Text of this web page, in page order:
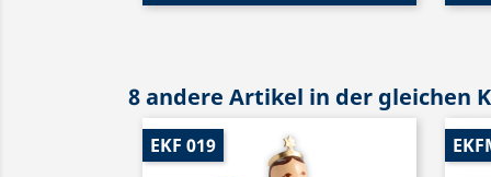
8 andere Artikel in der gleichen
EKF 019